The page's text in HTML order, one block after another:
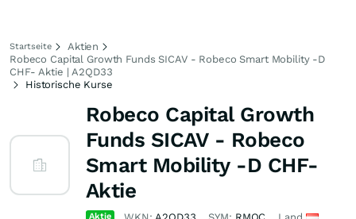
Startseite
Aktien
Robeco Capital Growth Funds SICAV - Robeco Smart Mobility -D
CHF- Aktie | A2QD33
Historische Kurse
Robeco Capital Growth
Funds SICAV - Robeco
Smart Mobility -D CHF-
Aktie
Aktie